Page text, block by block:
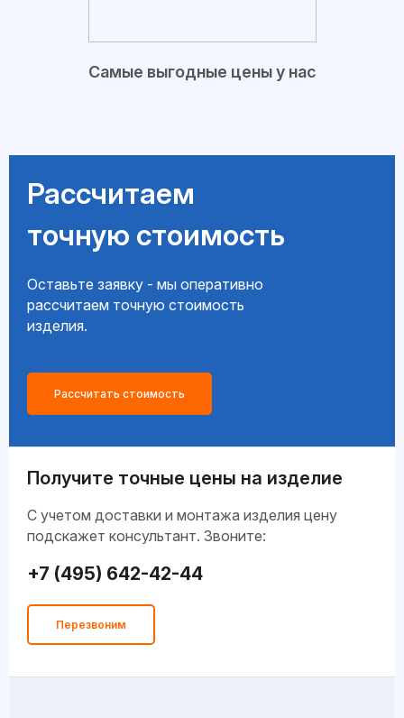
Самые выгодные цены у нас
Рассчитаем
точную стоимость
Оставьте заявку - мы оперативно
рассчитаем точную стоимость
изделия.
Рассчитать стоимость
Получите точные цены на изделие
C учетом доставки и монтажа изделия цену
подскажет консультант. Звоните:
+7 (495) 642-42-44
Перезвоним